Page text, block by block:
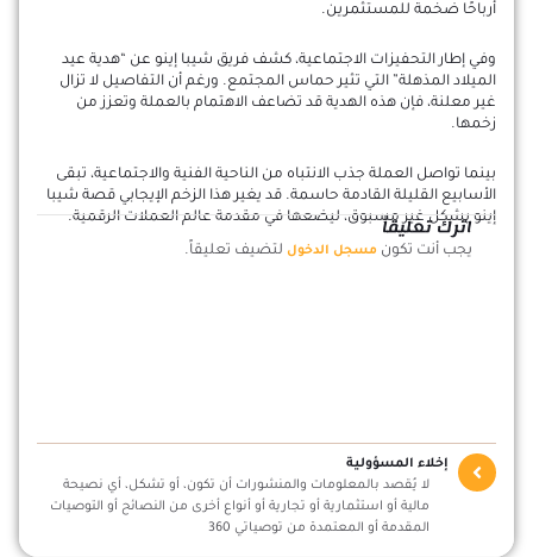
أرباحًا ضخمة للمستثمرين.
وفي إطار التحفيزات الاجتماعية، كشف فريق شيبا إينو عن “هدية عيد
الميلاد المذهلة” التي تثير حماس المجتمع. ورغم أن التفاصيل لا تزال
غير معلنة، فإن هذه الهدية قد تضاعف الاهتمام بالعملة وتعزز من
زخمها.
بينما تواصل العملة جذب الانتباه من الناحية الفنية والاجتماعية، تبقى
الأسابيع القليلة القادمة حاسمة. قد يغير هذا الزخم الإيجابي قصة شيبا
إينو بشكل غير مسبوق، ليضعها في مقدمة عالم العملات الرقمية.
اترك تعليقاً
يجب أنت تكون مسجل الدخول لتضيف تعليقاً.
إخلاء المسؤولية
لا يُقصد بالمعلومات والمنشورات أن تكون، أو تشكل، أي نصيحة
مالية أو استثمارية أو تجارية أو أنواع أخرى من النصائح أو التوصيات
المقدمة أو المعتمدة من توصياتي 360